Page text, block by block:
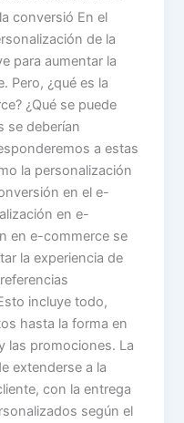
conversió En el
de la
para aumentar la
Pero, ¿qué es la
¿Qué se puede
se deberían
a estas
la personalización
en el e-
en e-
en e-commerce se
la experiencia de
incluye todo,
hasta la forma en
las promociones. La
extenderse a la
con la entrega
según el